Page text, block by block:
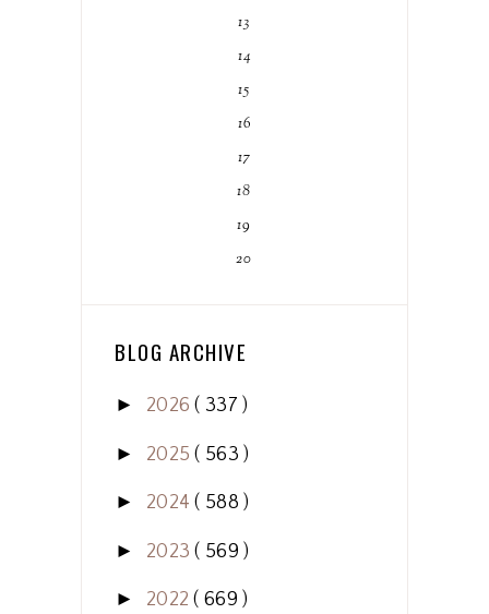
13
14
15
16
17
18
19
20
BLOG ARCHIVE
► 2026( 337 )
► 2025( 563 )
► 2024( 588 )
► 2023( 569 )
► 2022( 669 )